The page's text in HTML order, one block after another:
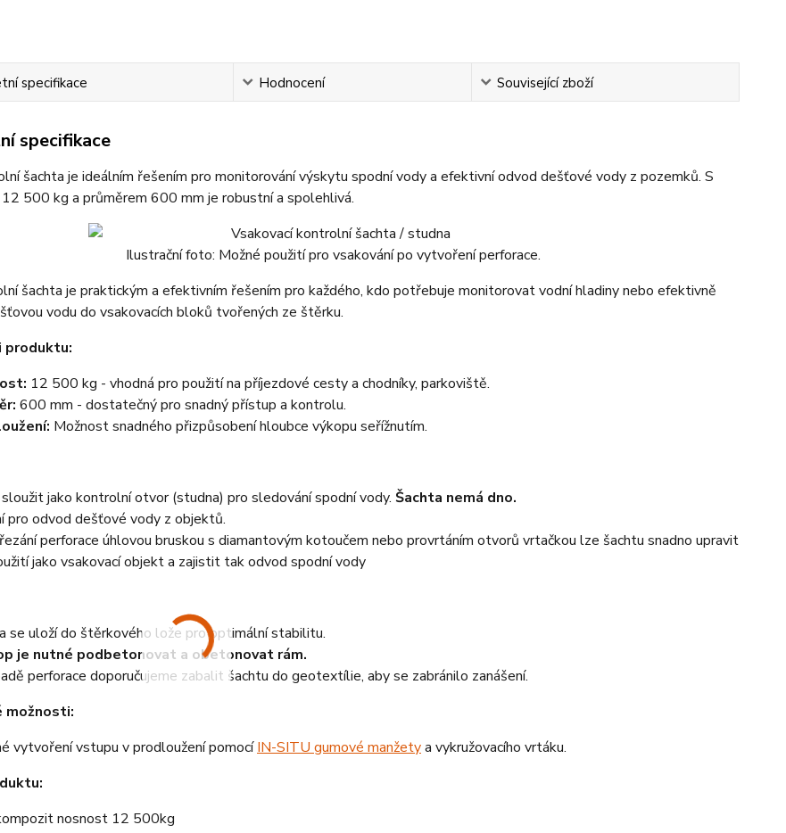
specifikace Hodnocení Související zboží
specifikace
šachta je ideálním řešením pro monitorování výskytu spodní vody a efektivní odvod dešťové vody z pozemků. S
500 kg a průměrem 600 mm je robustní a spolehlivá.
Ilustrační foto: Možné použití pro vsakování po vytvoření perforace.
šachta je praktickým a efektivním řešením pro každého, kdo potřebuje monitorovat vodní hladiny nebo efektivně
vodu do vsakovacích bloků tvořených ze štěrku.
12 500 kg - vhodná pro použití na příjezdové cesty a chodníky, parkoviště.
600 mm - dostatečný pro snadný přístup a kontrolu.
Možnost snadného přizpůsobení hloubce výkopu seřížnutím.
jako kontrolní otvor (studna) pro sledování spodní vody. Šachta nemá dno.
pro odvod dešťové vody z objektů.
perforace úhlovou bruskou s diamantovým kotoučem nebo provrtáním otvorů vrtačkou lze šachtu snadno upravit
jako vsakovací objekt a zajistit tak odvod spodní vody
se uloží do štěrkového lože pro optimální stabilitu.
je nutné podbetonovat a obetonovat rám.
perforace doporučujeme zabalit šachtu do geotextílie, aby se zabránilo zanášení.
možnosti:
vytvoření vstupu v prodloužení pomocíIN-SITU gumové manžetya vykružovacího vrtáku.
nosnost 12 500kg